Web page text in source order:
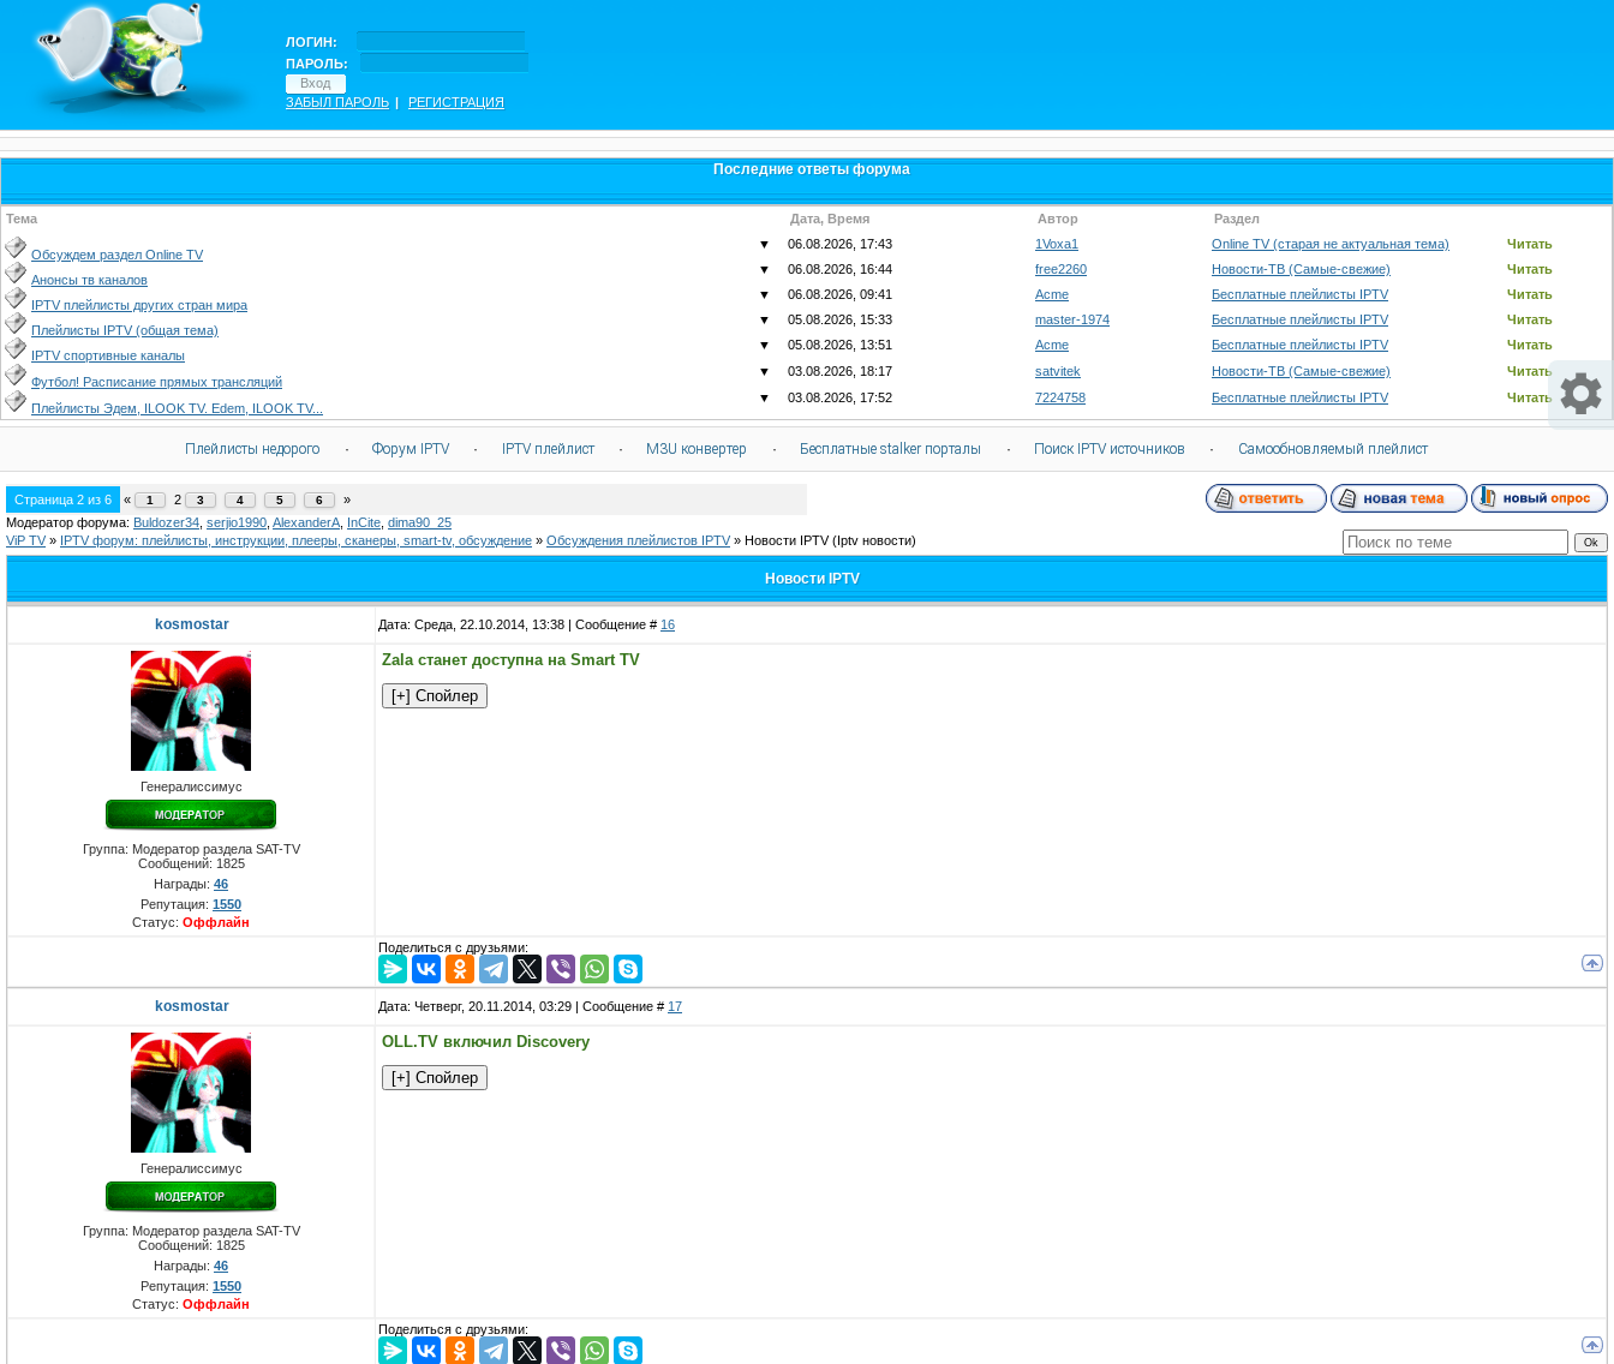
ЛОГИН:
ПАРОЛЬ:
ЗАБЫЛ ПАРОЛЬ | РЕГИСТРАЦИЯ
Последние ответы форума
Тема Дата, Время Автор Раздел
Обсуждем раздел Online TV
▼ 06.08.2026, 17:43 1Voxa1 Online TV (старая не актуальная тема) Читать
Анонсы тв каналов
▼ 06.08.2026, 16:44 free2260 Новости-ТВ (Самые-свежие) Читать
IPTV плейлисты других стран мира
▼ 06.08.2026, 09:41 Acme Бесплатные плейлисты IPTV Читать
Плейлисты IPTV (общая тема)
▼ 05.08.2026, 15:33 master-1974 Бесплатные плейлисты IPTV Читать
IPTV спортивные каналы
▼ 05.08.2026, 13:51 Acme Бесплатные плейлисты IPTV Читать
Футбол! Расписание прямых трансляций
▼ 03.08.2026, 18:17 satvitek Новости-ТВ (Самые-свежие) Читать
Плейлисты Эдем, ILOOK TV. Edem, ILOOK TV...
▼ 03.08.2026, 17:52 7224758 Бесплатные плейлисты IPTV Читать
Плейлисты недорого · Форум IPTV · IPTV плейлист · M3U конвертер · Бесплатные stalker порталы · Поиск IPTV источников · Самообновляемый плейлист
Страница 2 из 6 « 1 2 3 4 5 6
»
Модератор форума: Buldozer34 serjio1990 AlexanderA InCite dima90_25
ViP TV » IPTV форум: плейлисты, инструкции, плееры, сканеры, smart-tv, обсуждение » Обсуждения плейлистов IPTV » Новости IPTV (Iptv новости)
Новости IPTV
kosmostar Дата: Среда, 22.10.2014, 13:38 | Сообщение # 16
Генералиссимус
Группа: Модератор раздела SAT-TV
Сообщений: 1825
Награды: 46
Репутация: 1550
Статус: Оффлайн
Zala станет доступна на Smart TV
Поделиться с друзьями:
kosmostar Дата: Четверг, 20.11.2014, 03:29 | Сообщение # 17
Генералиссимус
Группа: Модератор раздела SAT-TV
Сообщений: 1825
Награды: 46
Репутация: 1550
Статус: Оффлайн
OLL.TV включил Discovery
Поделиться с друзьями: